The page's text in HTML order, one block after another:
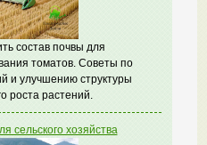
состав почвы для
томатов. Советы по
и улучшению структуры
роста растений.
сельского хозяйства